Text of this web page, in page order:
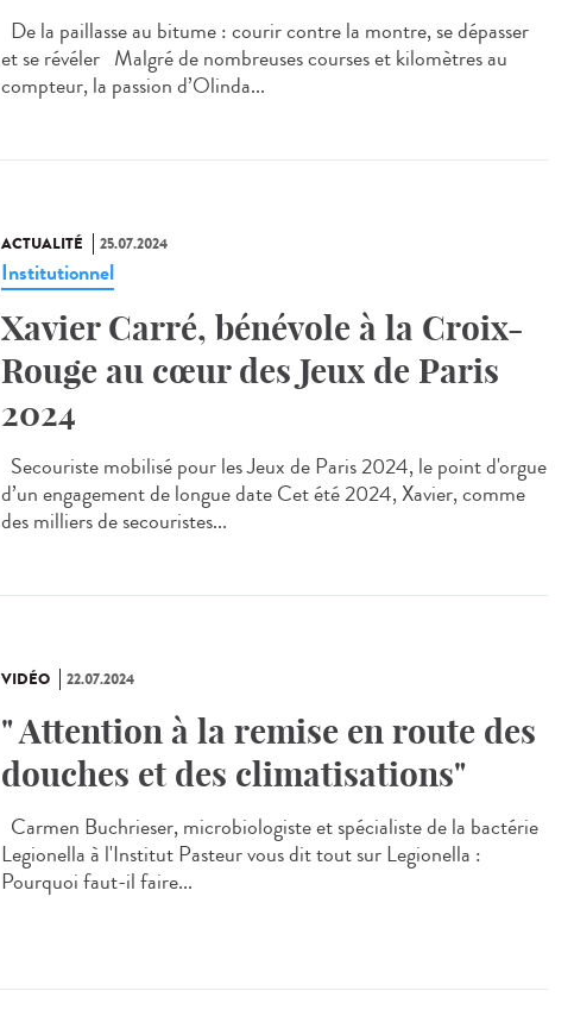
De la paillasse au bitume : courir contre la montre, se dépasser
et se révéler Malgré de nombreuses courses et kilomètres au
compteur, la passion d’Olinda...
ACTUALITÉ 25.07.2024
Institutionnel
Xavier Carré, bénévole à la Croix-
Rouge au cœur des Jeux de Paris
2024
Secouriste mobilisé pour les Jeux de Paris 2024, le point d'orgue
d’un engagement de longue date Cet été 2024, Xavier, comme
des milliers de secouristes...
VIDÉO 22.07.2024
" Attention à la remise en route des
douches et des climatisations"
Carmen Buchrieser, microbiologiste et spécialiste de la bactérie
Legionella à l'Institut Pasteur vous dit tout sur Legionella :
Pourquoi faut-il faire...